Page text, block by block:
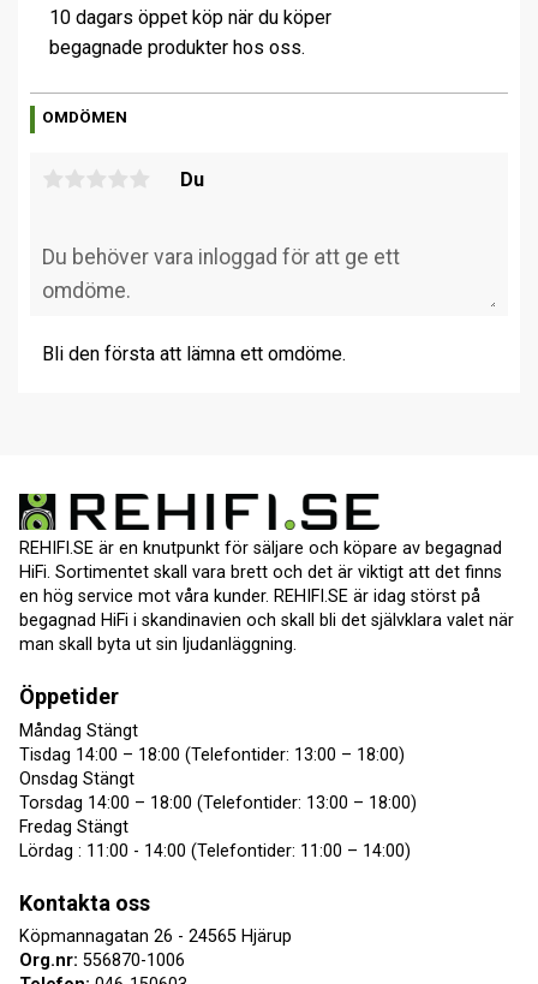
10 dagars öppet köp när du köper
begagnade produkter hos oss.
OMDÖMEN
Du
Bli den första att lämna ett omdöme.
REHIFI.SE är en knutpunkt för säljare och köpare av begagnad
HiFi. Sortimentet skall vara brett och det är viktigt att det finns
en hög service mot våra kunder. REHIFI.SE är idag störst på
begagnad HiFi i skandinavien och skall bli det självklara valet när
man skall byta ut sin ljudanläggning.
Öppetider
Måndag Stängt
Tisdag 14:00 – 18:00 (Telefontider: 13:00 – 18:00)
Onsdag Stängt
Torsdag 14:00 – 18:00 (Telefontider: 13:00 – 18:00)
Fredag Stängt
Lördag : 11:00 - 14:00 (Telefontider: 11:00 – 14:00)
Kontakta oss
Köpmannagatan 26 - 24565 Hjärup
Org.nr: 556870-1006